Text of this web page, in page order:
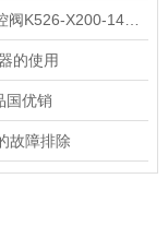
的使用
国优销
故障排除